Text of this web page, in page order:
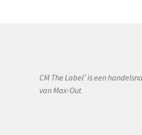
CM The Label’ is een
van Max-Out